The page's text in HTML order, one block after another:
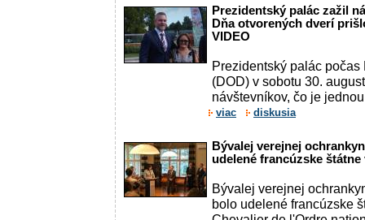
Prezidentský palác zažil
Dňa otvorených dverí
VIDEO
Prezidentský palác
(DOD) v sobotu 30.
návštevníkov, čo je
viac diskusia
Bývalej verejnej
udelené francúzske
Bývalej verejnej
bolo udelené francúzske